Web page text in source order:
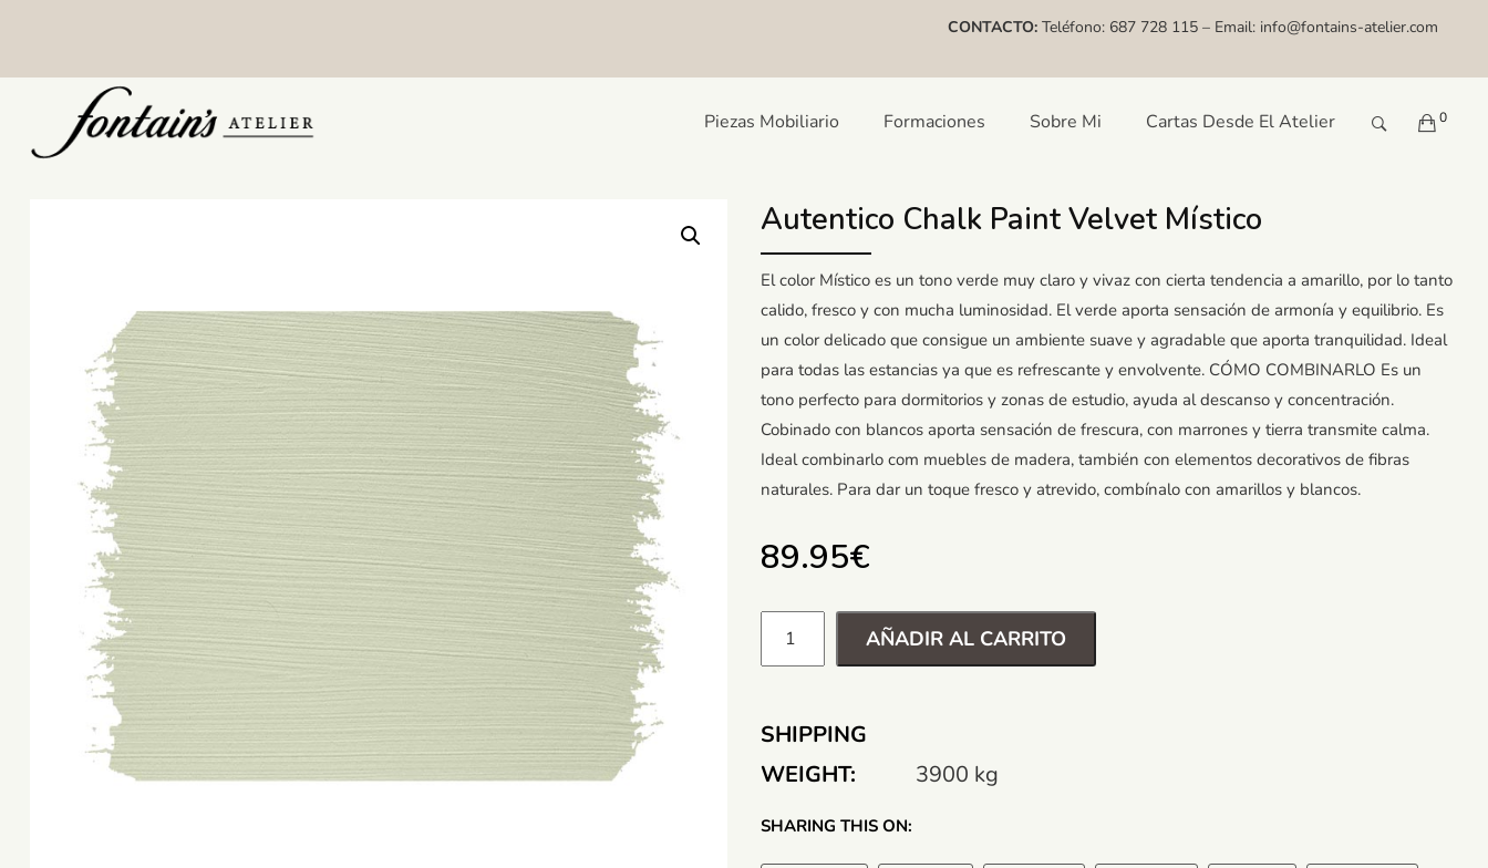
CONTACTO: Teléfono: 687 728 115 – Email: info@fontains-atelier.com
Piezas Mobiliario Formaciones Sobre Mi Cartas Desde El Atelier 0
Autentico Chalk Paint Velvet Místico
El color Místico es un tono verde muy claro y vivaz con cierta tendencia a amarillo, por lo tanto
calido, fresco y con mucha luminosidad. El verde aporta sensación de armonía y equilibrio. Es
un color delicado que consigue un ambiente suave y agradable que aporta tranquilidad. Ideal
para todas las estancias ya que es refrescante y envolvente. CÓMO COMBINARLO Es un
tono perfecto para dormitorios y zonas de estudio, ayuda al descanso y concentración.
Cobinado con blancos aporta sensación de frescura, con marrones y tierra transmite calma.
Ideal combinarlo com muebles de madera, también con elementos decorativos de fibras
naturales. Para dar un toque fresco y atrevido, combínalo con amarillos y blancos.
89.95€
AÑADIR AL CARRITO
SHIPPING
WEIGHT:
3900 kg
SHARING THIS ON: